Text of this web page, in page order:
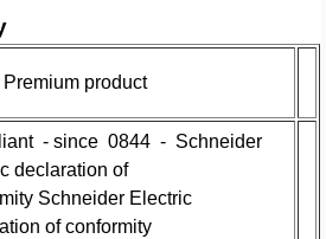
Premium product
- since 0844 - Schneider
declaration of
Schneider Electric
of conformity